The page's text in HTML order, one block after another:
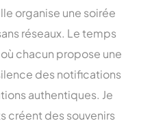
organise une soirée
réseaux. Le temps
chacun propose une
des notifications
authentiques. Je
créent des souvenirs